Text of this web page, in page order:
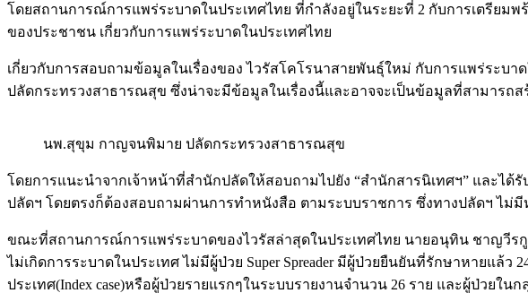
โดยสถานการณ์การแพร่ระบาดในประเทศไทย ที่กำลังอยู่ในระยะที่ 2 กับการเตรีย
ของประชาชน เกี่ยวกับการแพร่ระบาดในประเทศไทย
เกี่ยวกับการสอบถามข้อมูลในเรื่องของ ไวรัสโคโรนาสายพันธุ์ใหม่ กับการแพร่ระบ
ปลัดกระทรวงสาธารณสุข ซึ่งน่าจะมีข้อมูลในเรื่องนี้และอาจจะเป็นข้อมูลที่สามารถ
นพ.สุขุม กาญจนพิมาย ปลัดกระทรวงสาธารณสุข
โดยการแนะนำจากเจ้าหน้าที่สำนักปลัดให้สอบถามไปยัง “สำนักสารนิเทศฯ” และไ
ปลัดฯ โดยตรงก็ต้องสอบถามผ่านการทำหนังสือ ตามระบบราชการ ซึ่งทางปลัดฯ ไม่
ขณะที่สถานการณ์การแพร่ระบาดของไวรัสล่าสุดในประเทศไทย นายอนุทิน ชาญวีร
ไม่เกิดการระบาดในประเทศ ไม่มีผู้ป่วย Super Spreader มีผู้ป่วยยืนยันที่รักษาหายแล้
ประเทศ(Index case)หรือผู้ป่วยรายแรกๆในระบบรายงานจำนวน 26 ราย และผู้ป่วยใน